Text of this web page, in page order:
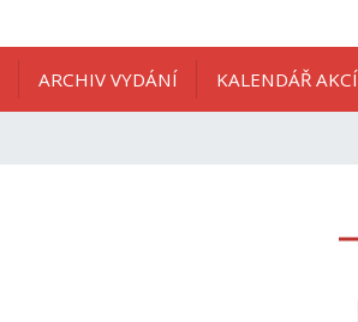
ARCHIV VYDÁNÍ KALENDÁŘ AKCÍ